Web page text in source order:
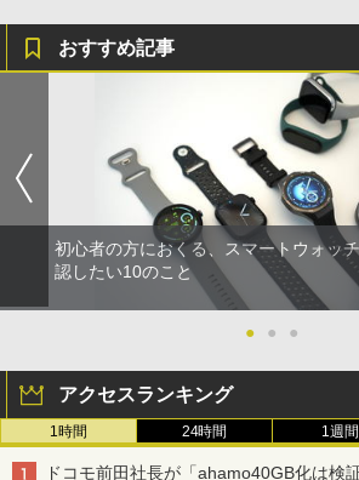
おすすめ記事
初心者の方におくる、スマートウォッ
認したい10のこと
● ● ●
アクセスランキング
1時間 24時間 1週間
ドコモ前田社長が「ahamo40GB化は検